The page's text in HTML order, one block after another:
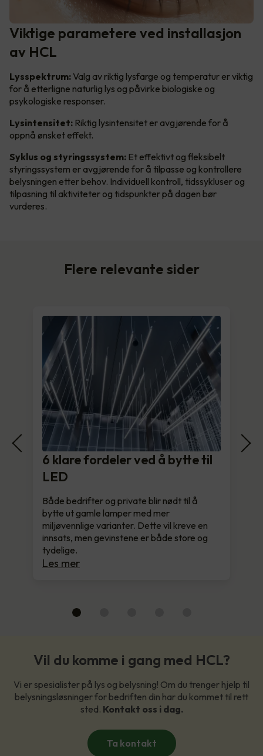
Viktige parametere ved installasjon
av HCL
Lysspektrum: Valg av riktig lysfarge og temperatur er viktig
for å etterligne naturlig lys og påvirke biologiske og
psykologiske responser.
Lysintensitet: Riktig lysintensitet er avgjørende for å
oppnå ønsket effekt.
Syklus og styringssystem: Et effektivt og fleksibelt
styringssystem er avgjørende for å tilpasse og kontrollere
belysningen etter behov. Individuell kontroll, tidssykluser og
tilpasning til aktiviteter og tidspunkter på dagen bør
vurderes.
Flere relevante sider
6 klare fordeler ved å bytte til
LED
Både bedrifter og private blir nødt til å
bytte ut gamle lamper med mer
miljøvennlige varianter. Dette vil kreve en
innsats, men gevinstene er både store og
tydelige.
Les mer
Vil du komme i gang med HCL?
Vi er spesialister på lys og belysning! Om du trenger hjelp til
belysningsløsninger for bedriften din har du kommet til rett
sted. Kontakt oss i dag.
Ta kontakt